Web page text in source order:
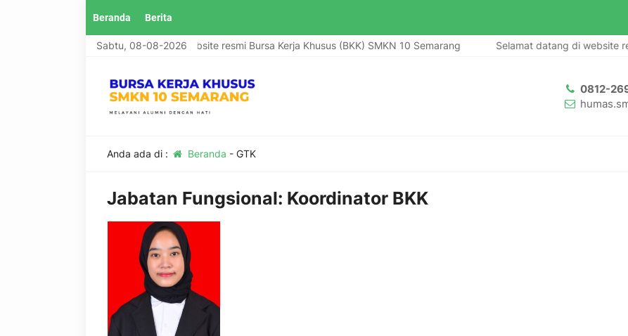
Beranda Berita
Sabtu, 08-08-2026
Selamat datang di website resmi Bursa Kerja Khusus (BKK) SMKN 10 Semarang Selamat datang di website
0812-
Anda ada di : Beranda - GTK
Jabatan Fungsional: Koordinator BKK